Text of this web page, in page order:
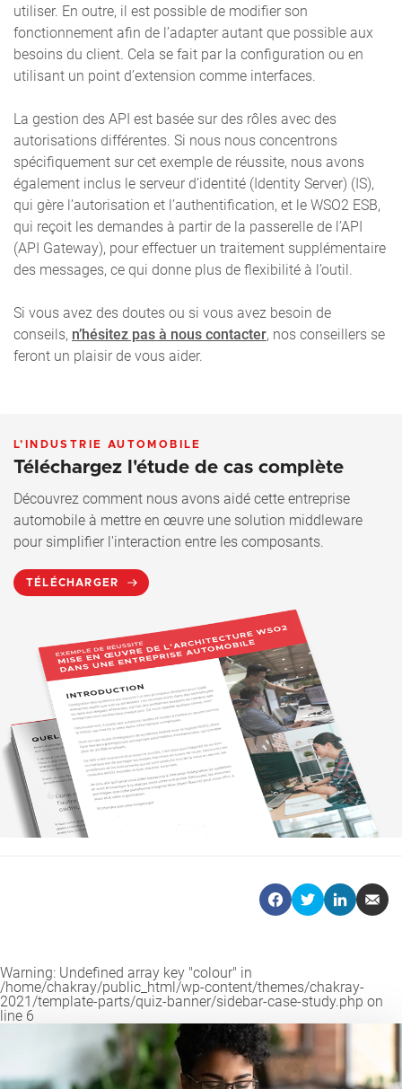
utiliser. En outre, il est possible de modifier son
fonctionnement afin de l’adapter autant que possible aux
besoins du client. Cela se fait par la configuration ou en
utilisant un point d’extension comme interfaces.
La gestion des API est basée sur des rôles avec des
autorisations différentes. Si nous nous concentrons
spécifiquement sur cet exemple de réussite, nous avons
également inclus le serveur d’identité (Identity Server) (IS),
qui gère l’autorisation et l’authentification, et le WSO2 ESB,
qui reçoit les demandes à partir de la passerelle de l’API
(API Gateway), pour effectuer un traitement supplémentaire
des messages, ce qui donne plus de flexibilité à l’outil.
Si vous avez des doutes ou si vous avez besoin de
conseils, n’hésitez pas à nous contacter, nos conseillers se
feront un plaisir de vous aider.
L’INDUSTRIE AUTOMOBILE
Téléchargez l'étude de cas complète
Découvrez comment nous avons aidé cette entreprise
automobile à mettre en œuvre une solution middleware
pour simplifier l'interaction entre les composants.
TÉLÉCHARGER
Warning: Undefined array key "colour" in
/home/chakray/public_html/wp-content/themes/chakray-
2021/template-parts/quiz-banner/sidebar-case-study.php on
line 6